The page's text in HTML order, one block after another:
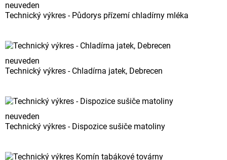
neuveden
Technický výkres - Půdorys přízemí chladírny mléka
neuveden
Technický výkres - Chladírna jatek, Debrecen
neuveden
Technický výkres - Dispozice sušiče matoliny